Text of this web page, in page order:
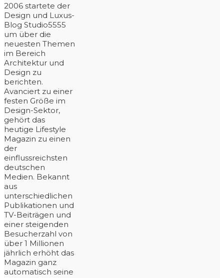
2006 startete der
Design und Luxus-
Blog Studio5555
um über die
neuesten Themen
im Bereich
Architektur und
Design zu
berichten.
Avanciert zu einer
festen Größe im
Design-Sektor,
gehört das
heutige Lifestyle
Magazin zu einen
der
einflussreichsten
deutschen
Medien. Bekannt
aus
unterschiedlichen
Publikationen und
TV-Beiträgen und
einer steigenden
Besucherzahl von
über 1 Millionen
jährlich erhöht das
Magazin ganz
automatisch seine